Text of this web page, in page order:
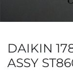
DAIKIN
ASSY